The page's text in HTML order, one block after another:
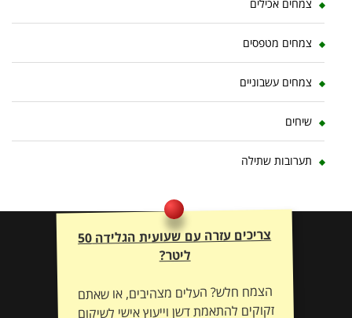
צמחים אכילים
צמחים מטפסים
צמחים עשבוניים
שיחים
תערובות שתילה
צריכים עזרה עם שעועית הגלידה 50
ליטר?
הצמח חלש? העלים מצהיבים, או שאתם
זקוקים להתאמת דשן וייעוץ אישי לשיקום